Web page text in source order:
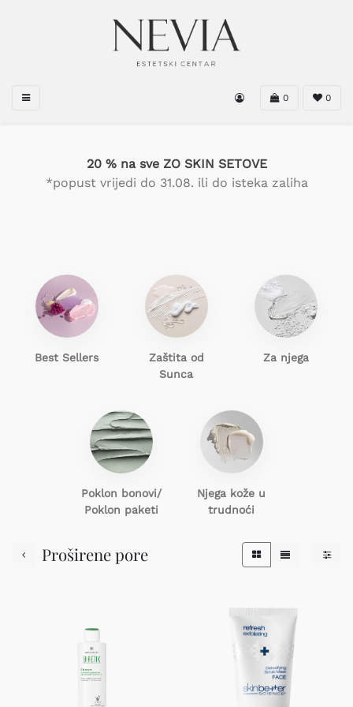
0 0
20 % na sve ZO SKIN SETOVE
*popust vrijedi do 31.08. ili do isteka zaliha
Best Sellers
Zaštita od
Sunca
Za njega
Poklon bonovi/
Poklon paketi
Njega kože u
trudnoći
Proširene pore